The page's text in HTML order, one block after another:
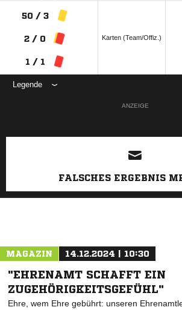
50 / 3
2 / 0
1 / 1
Karten (Team/Offiz.)
Legende
ANZEIGE
FALSCHES ERGEBNIS
MAGAZIN 14.12.2024 | 10:30
"EHRENAMT SCHAFFT EIN
ZUGEHÖRIGKEITSGEFÜHL"
Ehre, wem Ehre gebührt: unseren